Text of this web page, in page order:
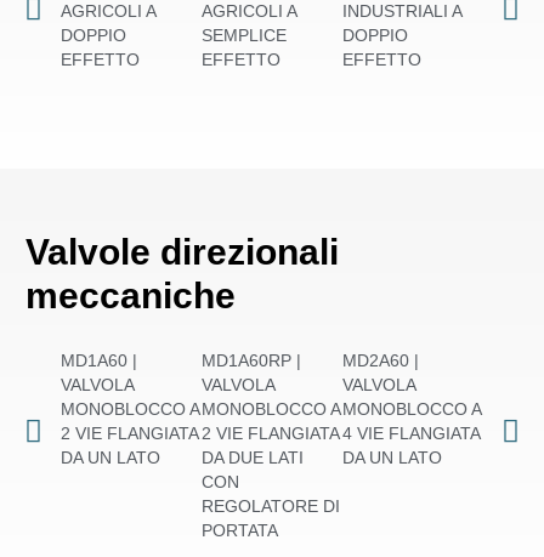
AGRICOLI A
DOPPIO
EFFETTO
AGRICOLI A
SEMPLICE
EFFETTO
INDUSTRIALI A
DOPPIO
EFFETTO
Valvole direzionali
meccaniche
MD1A60 |
VALVOLA
MONOBLOCCO A
2 VIE FLANGIATA
DA UN LATO
MD1A60RP |
VALVOLA
MONOBLOCCO A
2 VIE FLANGIATA
DA DUE LATI
CON
REGOLATORE DI
PORTATA
MD2A60 |
VALVOLA
MONOBLOCCO A
4 VIE FLANGIATA
DA UN LATO